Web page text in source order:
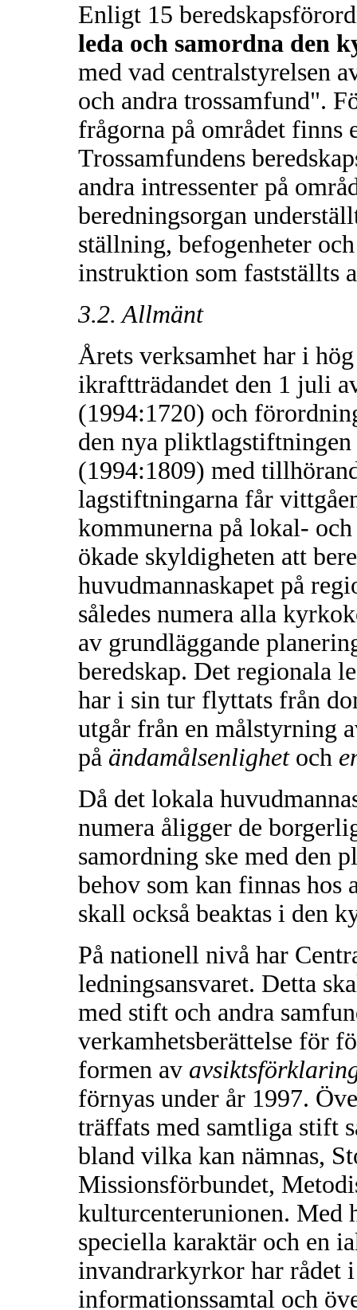
Enligt 15
leda och samordna den
med vad centralstyrelsen
och andra trossamfund".
frågorna på området finns
Trossamfundens
andra intressenter på
beredningsorgan
ställning, befogenheter
instruktion som fastställts
3.2. Allmänt
Årets verksamhet har i
ikraftträdandet den 1 juli
(1994:1720) och
den nya
(1994:1809) med
lagstiftningarna får
kommunerna på lokal-
ökade skyldigheten att
huvudmannaskapet på
således numera alla
av grundläggande
beredskap. Det regionala
har i sin tur flyttats från
utgår från en målstyrning
på ändamålsenlighetoch
Då det lokala
numera åligger de
samordning ske med den
behov som kan finnas hos
skall också beaktas i den
På nationell nivå har
ledningsansvaret. Detta
med stift och andra
verkamhetsberättelse för
formen av
förnyas under år 1997.
träffats med samtliga stift
bland vilka kan nämnas,
Missionsförbundet,
kulturcenterunionen. Med
speciella karaktär och en
invandrarkyrkor har rådet
informationssamtal och